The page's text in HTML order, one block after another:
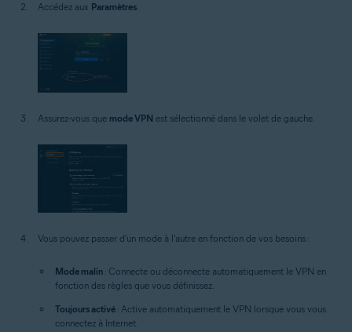
Accédez aux Paramètres.
Assurez-vous que mode VPN est sélectionné dans le volet de gauche.
Vous pouvez passer d'un mode à l'autre en fonction de vos besoins :
Mode malin : Connecte ou déconnecte automatiquement le VPN en
fonction des règles que vous définissez.
Toujours activé : Active automatiquement le VPN lorsque vous vous
connectez à Internet.